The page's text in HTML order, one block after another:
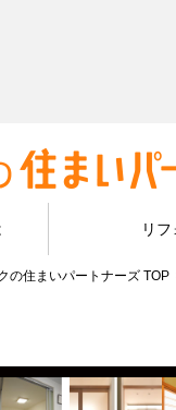
リ
の住まいパートナーズ TOP